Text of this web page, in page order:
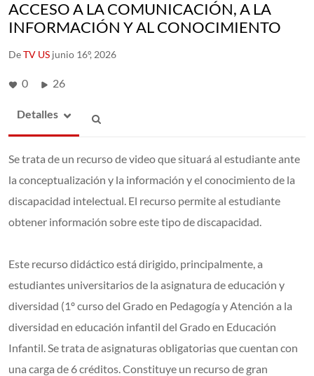
ACCESO A LA COMUNICACIÓN, A LA
INFORMACIÓN Y AL CONOCIMIENTO
DeTV US junio 16º, 2026
0 26
Detalles
Se trata de un recurso de video que situará al estudiante ante
la conceptualización y la información y el conocimiento de la
discapacidad intelectual. El recurso permite al estudiante
obtener información sobre este tipo de discapacidad.
Este recurso didáctico está dirigido, principalmente, a
estudiantes universitarios de la asignatura de educación y
diversidad (1º curso del Grado en Pedagogía y Atención a la
diversidad en educación infantil del Grado en Educación
Infantil. Se trata de asignaturas obligatorias que cuentan con
una carga de 6 créditos. Constituye un recurso de gran